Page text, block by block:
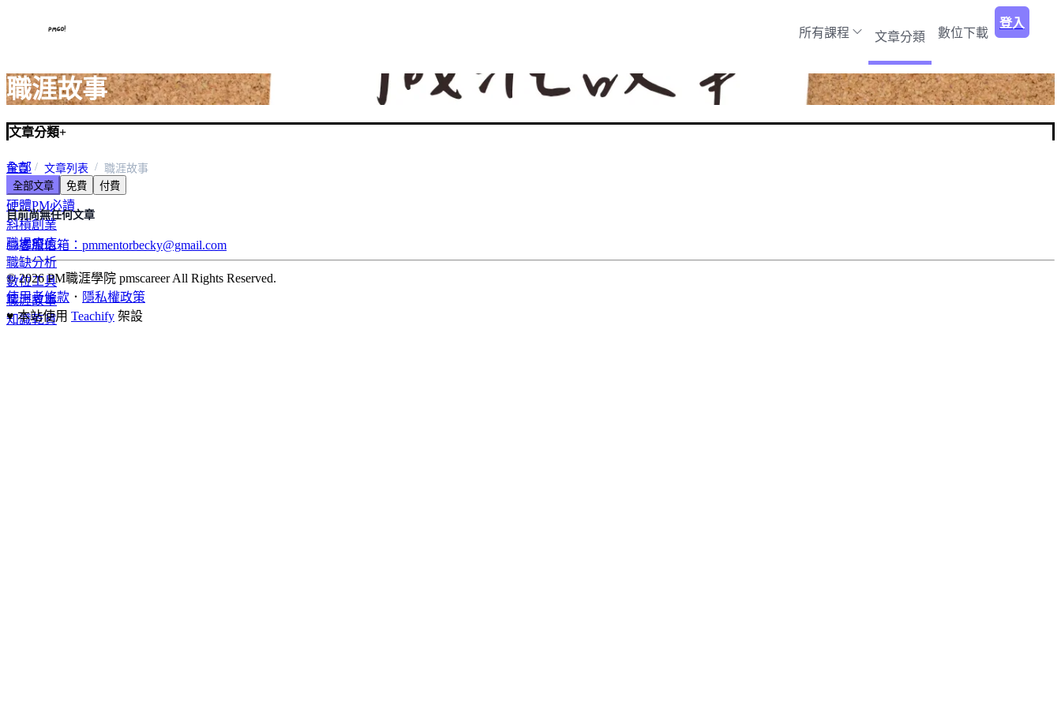
所有課程 文章分類 數位下載
登入
職涯故事
文章分類+
全部
軟體PM必讀
硬體PM必讀
斜槓創業
職場療癒
職缺分析
數位工具
職涯故事
知識乾貨
首頁 文章列表
職涯故事
全部文章
免費 付費
目前尚無任何文章
客服信箱：pmmentorbecky@gmail.com
© 2026 PM職涯學院 pmscareer All Rights Reserved.
使用者條款 ． 隱私權政策
♥ 本站使用 Teachify 架設